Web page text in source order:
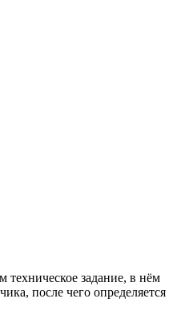
техническое задание, в нём
после чего определяется